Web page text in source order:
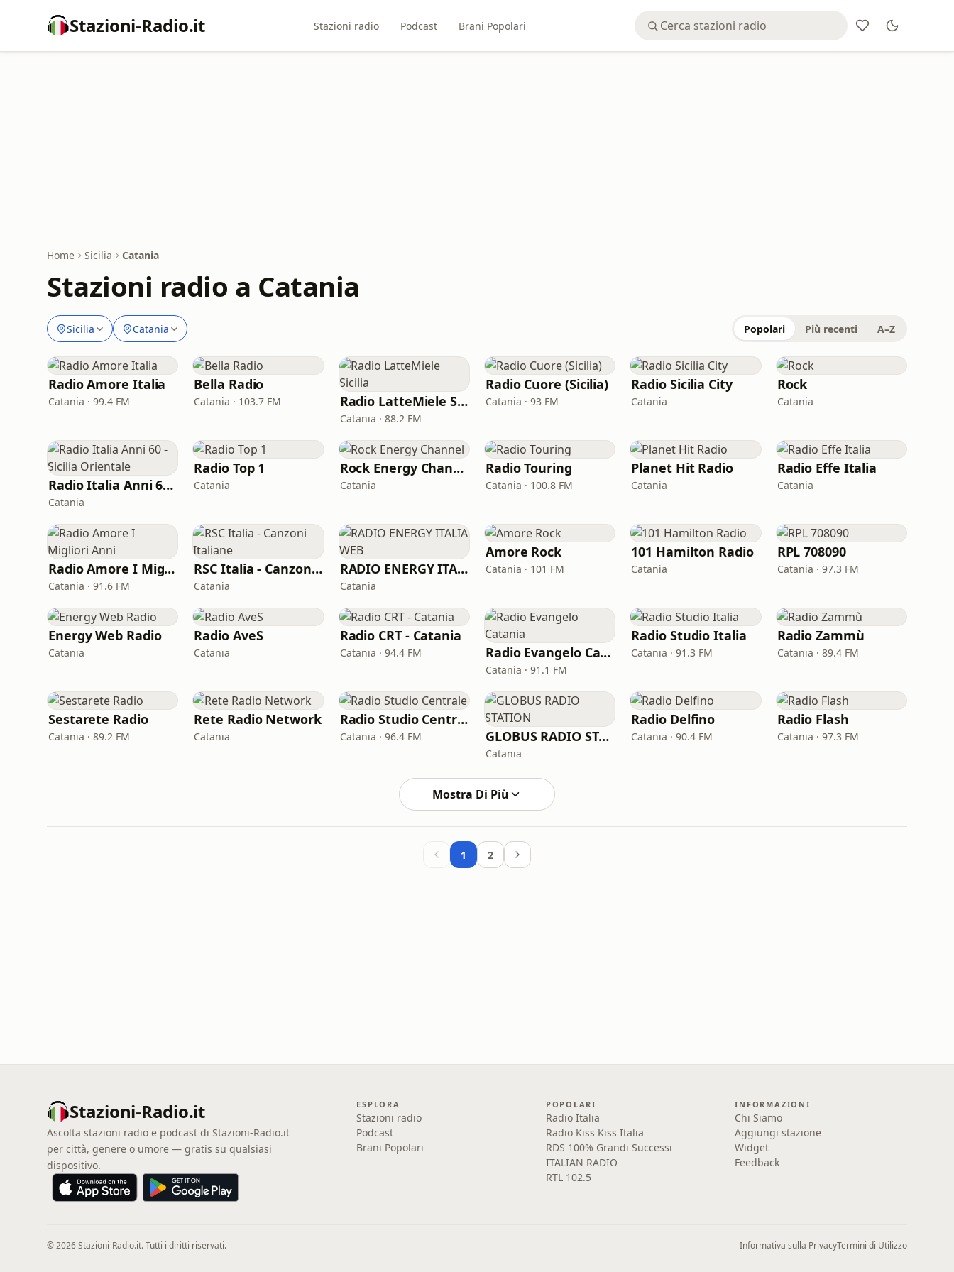
Stazioni-Radio.it Stazioni radio Podcast Brani Popolari
Home Sicilia Catania
Stazioni radio a Catania
Sicilia Catania Popolari Più recenti A–Z
Radio Amore Italia
Catania · 99.4 FM
Bella Radio
Catania · 103.7 FM Radio LatteMiele Sicilia
Catania · 88.2 FM
Radio Cuore (Sicilia)
Catania · 93 FM
Radio Sicilia City
Catania
Rock
Catania
Radio Italia Anni 60 - Sicilia Orientale
Catania
Radio Top 1
Catania
Rock Energy Channel
Catania
Radio Touring
Catania · 100.8 FM
Planet Hit Radio
Catania
Radio Effe Italia
Catania
Radio Amore I Migliori Anni
Catania · 91.6 FM
RSC Italia - Canzoni Italiane
Catania
RADIO ENERGY ITALIA WEB
Catania
Amore Rock
Catania · 101 FM
101 Hamilton Radio
Catania
RPL 708090
Catania · 97.3 FM
Energy Web Radio
Catania
Radio AveS
Catania
Radio CRT - Catania
Catania · 94.4 FM Radio Evangelo Catania
Catania · 91.1 FM
Radio Studio Italia
Catania · 91.3 FM
Radio Zammù
Catania · 89.4 FM
Sestarete Radio
Catania · 89.2 FM
Rete Radio Network
Catania
Radio Studio Centrale
Catania · 96.4 FM GLOBUS RADIO STATION
Catania
Radio Delfino
Catania · 90.4 FM
Radio Flash
Catania · 97.3 FM
Mostra Di Più
1 2
Stazioni-Radio.it
Ascolta stazioni radio e podcast di Stazioni-Radio.it
per città, genere o umore — gratis su qualsiasi
dispositivo.
ESPLORA
Stazioni radio
Podcast
Brani Popolari
POPOLARI
Radio Italia
Radio Kiss Kiss Italia
RDS 100% Grandi Successi
ITALIAN RADIO
RTL 102.5
INFORMAZIONI
Chi Siamo
Aggiungi stazione
Widget
Feedback
© 2026 Stazioni-Radio.it. Tutti i diritti riservati. Informativa sulla PrivacyTermini di Utilizzo